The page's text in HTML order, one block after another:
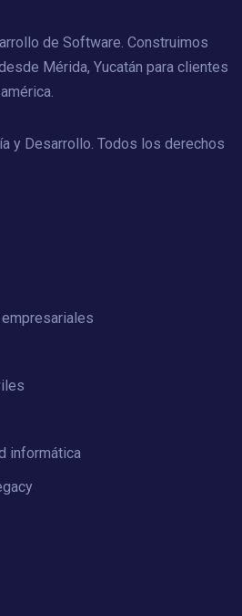
de Software. Construimos
Mérida, Yucatán para clientes
y Desarrollo. Todos los derechos
informática